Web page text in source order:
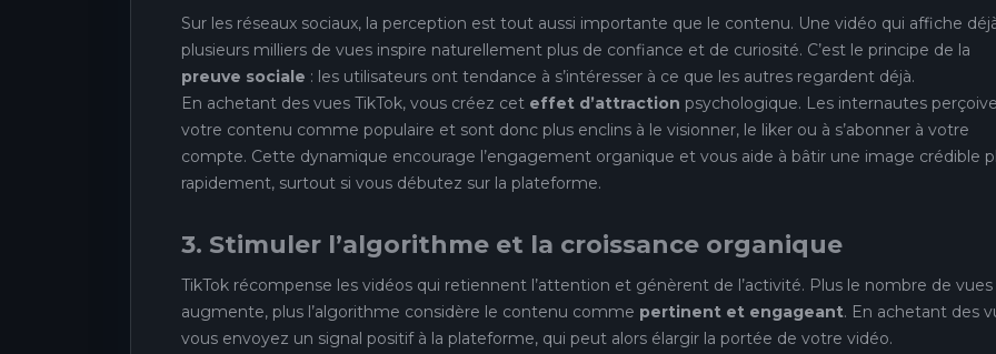
Sur les réseaux sociaux, la perception est tout aussi importante que le contenu. Une vidéo qui affiche
plusieurs milliers de vues inspire naturellement plus de confiance et de curiosité. C’est le principe de la
preuve sociale : les utilisateurs ont tendance à s’intéresser à ce que les autres regardent déjà.
En achetant des vues TikTok, vous créez cet effet d’attraction psychologique. Les internautes
votre contenu comme populaire et sont donc plus enclins à le visionner, le liker ou à s’abonner à votre
compte. Cette dynamique encourage l’engagement organique et vous aide à bâtir une image crédible
rapidement, surtout si vous débutez sur la plateforme.
3. Stimuler l’algorithme et la croissance organique
TikTok récompense les vidéos qui retiennent l’attention et génèrent de l’activité. Plus le nombre de vues
augmente, plus l’algorithme considère le contenu comme pertinent et engageant. En achetant des
vous envoyez un signal positif à la plateforme, qui peut alors élargir la portée de votre vidéo.